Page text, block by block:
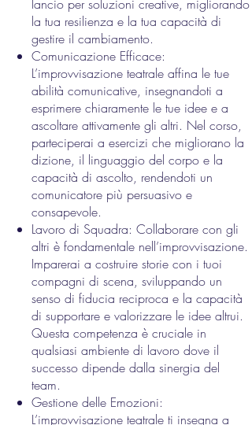
lancio per soluzioni creative, migliorando
la tua resilienza e la tua capacità di
gestire il cambiamento.
Comunicazione Efficace:
L’improvvisazione teatrale affina le tue
abilità comunicative, insegnandoti a
esprimere chiaramente le tue idee e a
ascoltare attivamente gli altri. Nel corso,
parteciperai a esercizi che migliorano la
dizione, il linguaggio del corpo e la
capacità di ascolto, rendendoti un
comunicatore più persuasivo e
consapevole.
Lavoro di Squadra: Collaborare con gli
altri è fondamentale nell’improvvisazione.
Imparerai a costruire storie con i tuoi
compagni di scena, sviluppando un
senso di fiducia reciproca e la capacità
di supportare e valorizzare le idee altrui.
Questa competenza è cruciale in
qualsiasi ambiente di lavoro dove il
successo dipende dalla sinergia del
team.
Gestione delle Emozioni:
L’improvvisazione teatrale ti insegna a